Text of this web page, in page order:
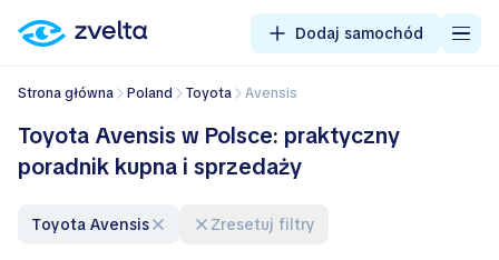
Dodaj samochód
Strona główna Poland Toyota Avensis
Toyota Avensis w Polsce: praktyczny
poradnik kupna i sprzedaży
Toyota Avensis Zresetuj filtry